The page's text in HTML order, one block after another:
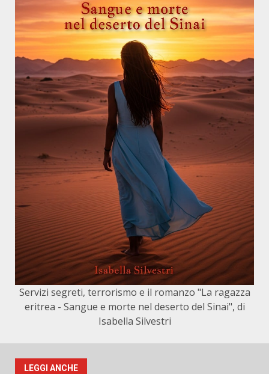
Servizi segreti, terrorismo e il romanzo "La ragazza
eritrea - Sangue e morte nel deserto del Sinai", di
Isabella Silvestri
LEGGI ANCHE